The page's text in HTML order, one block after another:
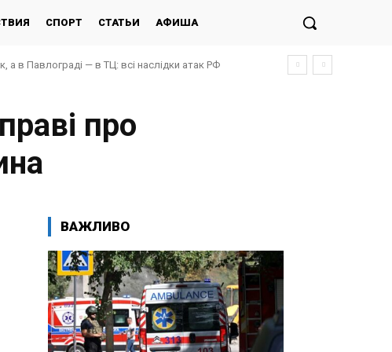
СПОРТ СТАТЬИ АФИША
а в Павлограді — в ТЦ: всі наслідки атак РФ
про
ВАЖЛИВО